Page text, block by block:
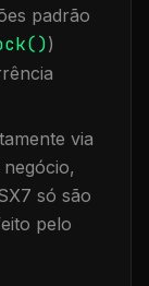
padrão
)
via
só são
pelo